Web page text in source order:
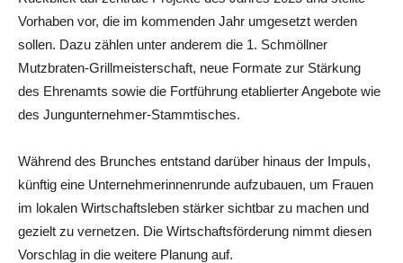
Vorhaben vor, die im kommenden Jahr umgesetzt werden
sollen. Dazu zählen unter anderem die 1. Schmöllner
Mutzbraten-Grillmeisterschaft, neue Formate zur Stärkung
des Ehrenamts sowie die Fortführung etablierter Angebote wie
des Jungunternehmer-Stammtisches.
Während des Brunches entstand darüber hinaus der Impuls,
künftig eine Unternehmerinnenrunde aufzubauen, um Frauen
im lokalen Wirtschaftsleben stärker sichtbar zu machen und
gezielt zu vernetzen. Die Wirtschaftsförderung nimmt diesen
Vorschlag in die weitere Planung auf.